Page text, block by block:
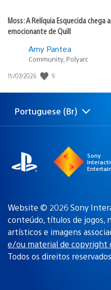
Moss: A Relíquia Esquecida chega
emocionante de Quill
Amy Pantea
Community, Polyarc
Data
publicação:
15/07/2026 9
Selecione
uma
Região
atual:
Portuguese (Br)
Sony
Website © 2026 Sony
conteúdo, títulos de jogos,
artísticos e imagens
e/ou material de copyright
Todos os direitos